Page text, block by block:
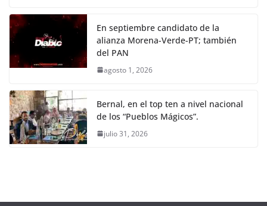
En septiembre candidato de la
alianza Morena-Verde-PT; también
del PAN
agosto 1, 2026
Bernal, en el top ten a nivel nacional
de los “Pueblos Mágicos”.
julio 31, 2026